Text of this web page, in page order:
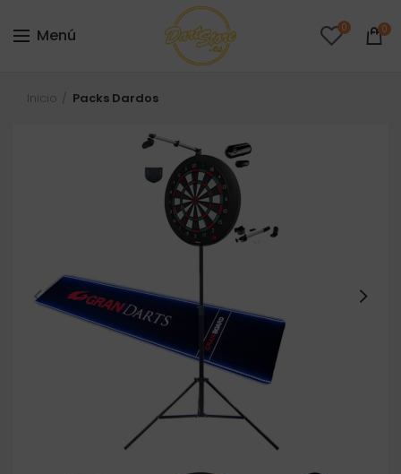
Menú 0 0
Inicio Packs Dardos